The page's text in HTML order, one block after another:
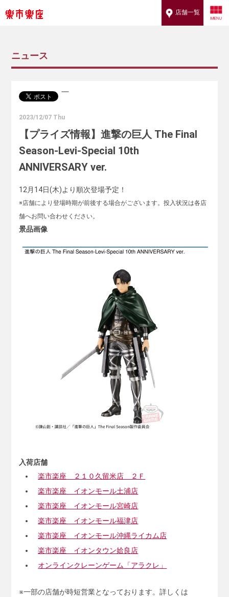
店舗一覧
ニュース
2023/12/07 Thu
【プライズ情報】進撃の巨人 The Final
Season-Levi-Special 10th
ANNIVERSARY ver.
12月14日(木)より順次登場予定！
※店舗により登場時期が前後する場合がございます。投入状況は各店
舗へお問い合わせください。
景品画像
入荷店舗
楽市楽座 ２１０久留米店 ２Ｆ
楽市楽座 イオンモール土浦店
楽市楽座 イオンモール宮崎店
楽市楽座 イオンモール福津店
楽市楽座 イオンモール沖縄ライカム店
楽市楽座 イオンタウン姶良店
オンラインクレーンゲーム「アラクレ」
※一部の店舗が時短営業となっております。詳しくは